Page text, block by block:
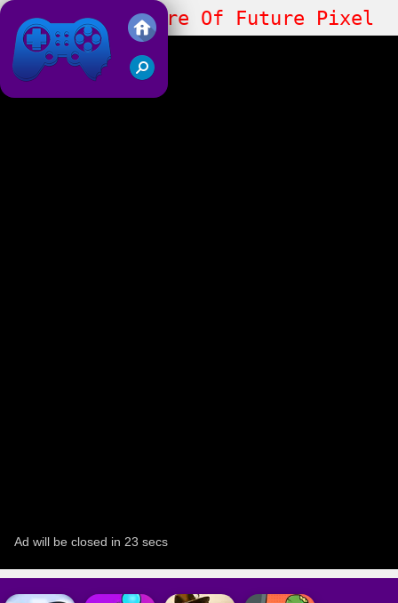
Juegos Friv 2019
Zombie Blockfare Of Future Pixel
2022